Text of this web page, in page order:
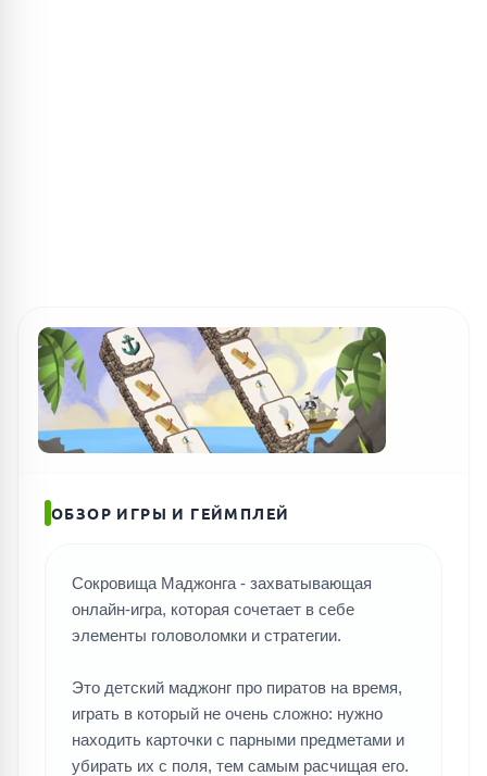
ОБЗОР ИГРЫ И ГЕЙМПЛЕЙ
Сокровища Маджонга - захватывающая
онлайн-игра, которая сочетает в себе
элементы головоломки и стратегии.
Это детский маджонг про пиратов на время,
играть в который не очень сложно: нужно
находить карточки с парными предметами и
убирать их с поля, тем самым расчищая его.